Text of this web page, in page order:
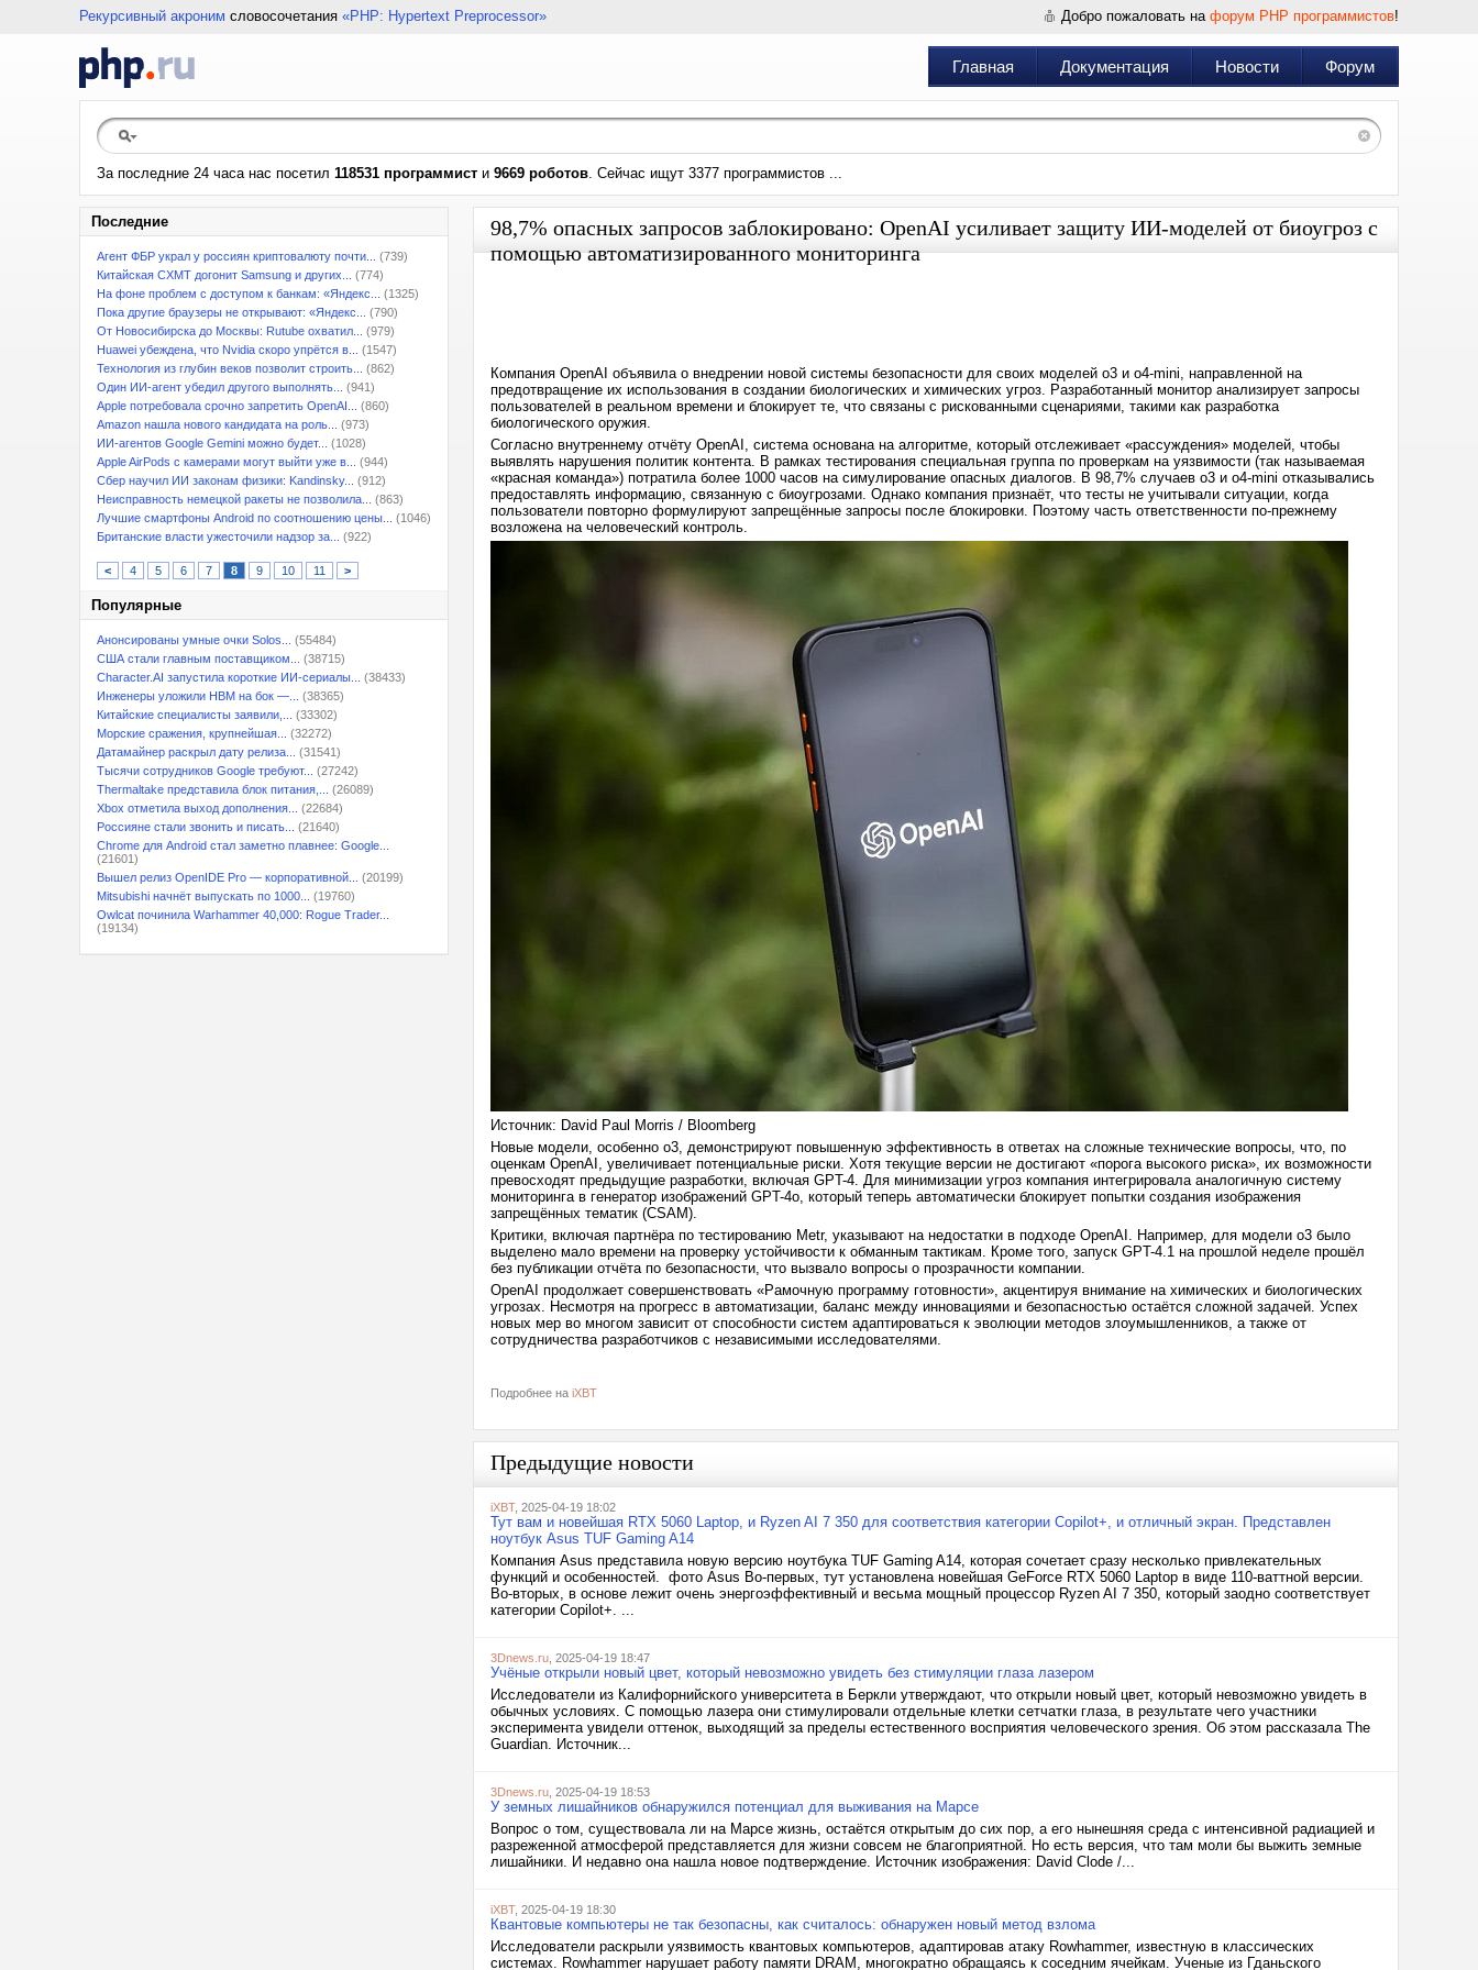
Рекурсивный акроним словосочетания «PHP: Hypertext Preprocessor» Добро пожаловать на форум PHP программистов!
Главная Документация Новости Форум
За последние 24 часа нас посетил 118531 программист и 9669 роботов. Сейчас ищут 3377 программистов ...
Последние
Агент ФБР украл у россиян криптовалюту почти...
(739)
Китайская CXMT догонит Samsung и других...
(774)
На фоне проблем с доступом к банкам: «Яндекс...
(1325)
Пока другие браузеры не открывают: «Яндекс...
(790)
От Новосибирска до Москвы: Rutube охватил...
(979)
Huawei убеждена, что Nvidia скоро упрётся в...
(1547)
Технология из глубин веков позволит строить...
(862)
Один ИИ-агент убедил другого выполнять...
(941)
Apple потребовала срочно запретить OpenAI...
(860)
Amazon нашла нового кандидата на роль...
(973)
ИИ-агентов Google Gemini можно будет...
(1028)
Apple AirPods с камерами могут выйти уже в...
(944)
Сбер научил ИИ законам физики: Kandinsky...
(912)
Неисправность немецкой ракеты не позволила...
(863)
Лучшие смартфоны Android по соотношению цены...
(1046)
Британские власти ужесточили надзор за...
(922)
< 4 5 6 7 8 9 10 11 >
Популярные
Анонсированы умные очки Solos...
(55484)
США стали главным поставщиком...
(38715)
Character.AI запустила короткие ИИ-сериалы...
(38433)
Инженеры уложили HBM на бок —...
(38365)
Китайские специалисты заявили,...
(33302)
Морские сражения, крупнейшая...
(32272)
Датамайнер раскрыл дату релиза...
(31541)
Тысячи сотрудников Google требуют...
(27242)
Thermaltake представила блок питания,...
(26089)
Xbox отметила выход дополнения...
(22684)
Россияне стали звонить и писать...
(21640)
Chrome для Android стал заметно плавнее: Google...
(21601)
Вышел релиз OpenIDE Pro — корпоративной...
(20199)
Mitsubishi начнёт выпускать по 1000...
(19760)
Owlcat починила Warhammer 40,000: Rogue Trader...
(19134)
98,7% опасных запросов заблокировано: OpenAI усиливает защиту ИИ-моделей от биоугроз с
помощью автоматизированного мониторинга
Компания OpenAI объявила о внедрении новой системы безопасности для своих моделей o3 и o4-mini, направленной на
предотвращение их использования в создании биологических и химических угроз. Разработанный монитор анализирует запросы
пользователей в реальном времени и блокирует те, что связаны с рискованными сценариями, такими как разработка
биологического оружия.
Согласно внутреннему отчёту OpenAI, система основана на алгоритме, который отслеживает «рассуждения» моделей, чтобы
выявлять нарушения политик контента. В рамках тестирования специальная группа по проверкам на уязвимости (так называемая
«красная команда») потратила более 1000 часов на симулирование опасных диалогов. В 98,7% случаев o3 и o4-mini отказывались
предоставлять информацию, связанную с биоугрозами. Однако компания признаёт, что тесты не учитывали ситуации, когда
пользователи повторно формулируют запрещённые запросы после блокировки. Поэтому часть ответственности по-прежнему
возложена на человеческий контроль.
Источник: David Paul Morris / Bloomberg
Новые модели, особенно o3, демонстрируют повышенную эффективность в ответах на сложные технические вопросы, что, по
оценкам OpenAI, увеличивает потенциальные риски. Хотя текущие версии не достигают «порога высокого риска», их возможности
превосходят предыдущие разработки, включая GPT-4. Для минимизации угроз компания интегрировала аналогичную систему
мониторинга в генератор изображений GPT-4o, который теперь автоматически блокирует попытки создания изображения
запрещённых тематик (CSAM).
Критики, включая партнёра по тестированию Metr, указывают на недостатки в подходе OpenAI. Например, для модели o3 было
выделено мало времени на проверку устойчивости к обманным тактикам. Кроме того, запуск GPT-4.1 на прошлой неделе прошёл
без публикации отчёта по безопасности, что вызвало вопросы о прозрачности компании.
OpenAI продолжает совершенствовать «Рамочную программу готовности», акцентируя внимание на химических и биологических
угрозах. Несмотря на прогресс в автоматизации, баланс между инновациями и безопасностью остаётся сложной задачей. Успех
новых мер во многом зависит от способности систем адаптироваться к эволюции методов злоумышленников, а также от
сотрудничества разработчиков с независимыми исследователями.
Подробнее на iXBT
Предыдущие новости
iXBT, 2025-04-19 18:02
Тут вам и новейшая RTX 5060 Laptop, и Ryzen AI 7 350 для соответствия категории Copilot+, и отличный экран. Представлен
ноутбук Asus TUF Gaming A14
Компания Asus представила новую версию ноутбука TUF Gaming A14, которая сочетает сразу несколько привлекательных
функций и особенностей. фото Asus Во-первых, тут установлена новейшая GeForce RTX 5060 Laptop в виде 110-ваттной версии.
Во-вторых, в основе лежит очень энергоэффективный и весьма мощный процессор Ryzen AI 7 350, который заодно соответствует
категории Copilot+. ...
3Dnews.ru , 2025-04-19 18:47
Учёные открыли новый цвет, который невозможно увидеть без стимуляции глаза лазером
Исследователи из Калифорнийского университета в Беркли утверждают, что открыли новый цвет, который невозможно увидеть в
обычных условиях. С помощью лазера они стимулировали отдельные клетки сетчатки глаза, в результате чего участники
эксперимента увидели оттенок, выходящий за пределы естественного восприятия человеческого зрения. Об этом рассказала The
Guardian. Источник...
3Dnews.ru , 2025-04-19 18:53
У земных лишайников обнаружился потенциал для выживания на Марсе
Вопрос о том, существовала ли на Марсе жизнь, остаётся открытым до сих пор, а его нынешняя среда с интенсивной радиацией и
разреженной атмосферой представляется для жизни совсем не благоприятной. Но есть версия, что там моли бы выжить земные
лишайники. И недавно она нашла новое подтверждение. Источник изображения: David Clode /...
iXBT, 2025-04-19 18:30
Квантовые компьютеры не так безопасны, как считалось: обнаружен новый метод взлома
Исследователи раскрыли уязвимость квантовых компьютеров, адаптировав атаку Rowhammer, известную в классических
системах. Rowhammer нарушает работу памяти DRAM, многократно обращаясь к соседним ячейкам. Ученые из Гданьского